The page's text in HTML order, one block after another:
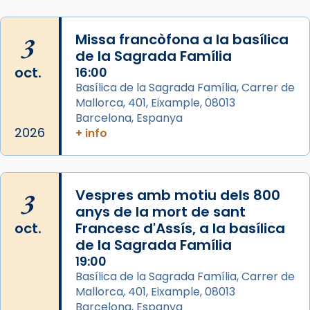
Share
Arquebisbat de Barcelona
2 weeks ago
Jaume, fill de Zebedeu, és juntament amb el
seu germà Joan i Pere un dels que
acompanyava més de prop Jesús.
Herodes Agripa (vers l'any 44).
Patró de Galícia, després de les invasions
musulmanes fou venerat com a patró dels
Regnes castellans i més tard de tota
El seu sepulcre a Compostela fou un gran
3
oct.
2026
Missa francòfona a la basílica
de la Sagrada Família
16:00
Basílica de la Sagrada Família, Carrer de
Mallorca, 401, Eixample, 08013
Barcelona, Espanya
+ info
3
oct.
Vespres amb motiu dels 800
anys de la mort de sant
Francesc d'Assís, a la basílica
de la Sagrada Família
19:00
Basílica de la Sagrada Família, Carrer de
Mallorca, 401, Eixample, 08013
Barcelona, Espanya